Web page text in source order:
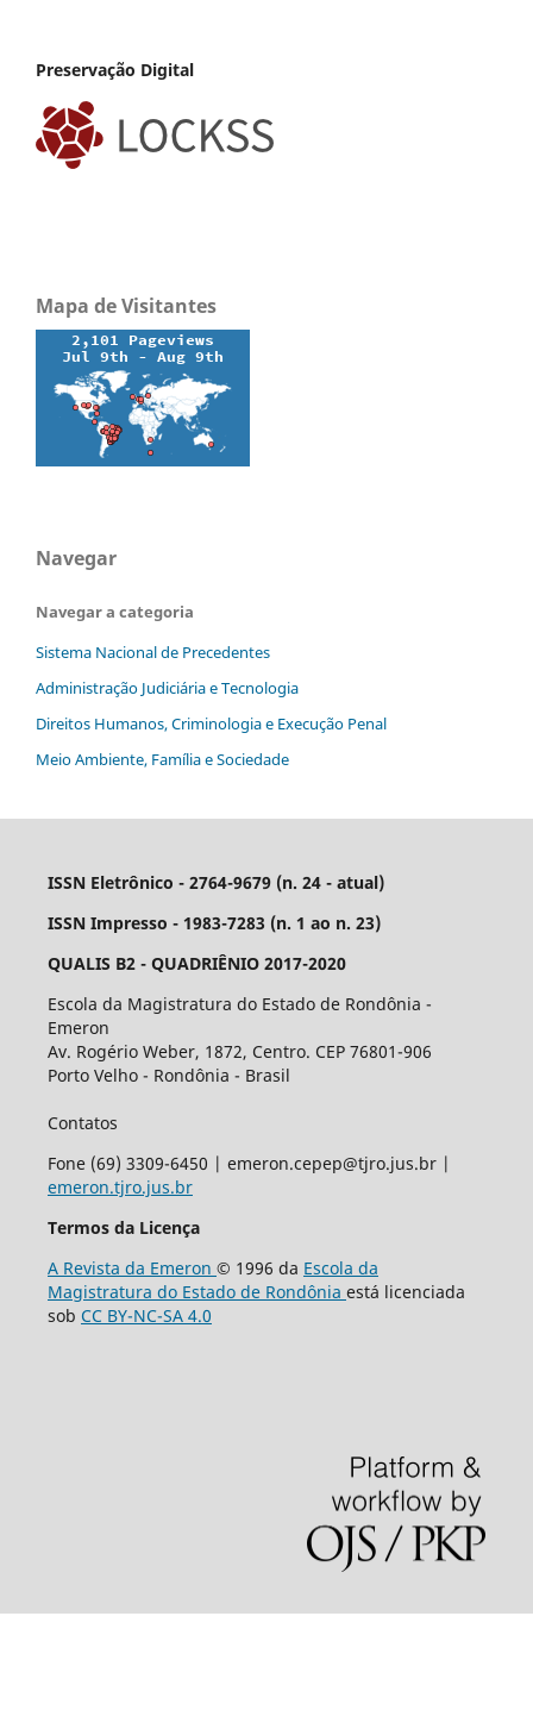
Preservação Digital
Mapa de Visitantes
Navegar
Navegar a categoria
Sistema Nacional de Precedentes
Administração Judiciária e Tecnologia
Direitos Humanos, Criminologia e Execução Penal
Meio Ambiente, Família e Sociedade
ISSN Eletrônico - 2764-9679 (n. 24 - atual)
ISSN Impresso - 1983-7283 (n. 1 ao n. 23)
QUALIS B2 - QUADRIÊNIO 2017-2020
Escola da Magistratura do Estado de Rondônia -
Emeron
Av. Rogério Weber, 1872, Centro. CEP 76801-906
Porto Velho - Rondônia - Brasil
Contatos
Fone (69) 3309-6450 | emeron.cepep@tjro.jus.br |
emeron.tjro.jus.br
Termos da Licença
A Revista da Emeron © 1996 da Escola da
Magistratura do Estado de Rondônia está licenciada
sob CC BY-NC-SA 4.0